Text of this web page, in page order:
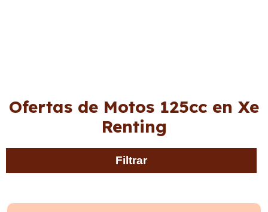
Ofertas de Motos 125cc en Xe
Renting
Filtrar